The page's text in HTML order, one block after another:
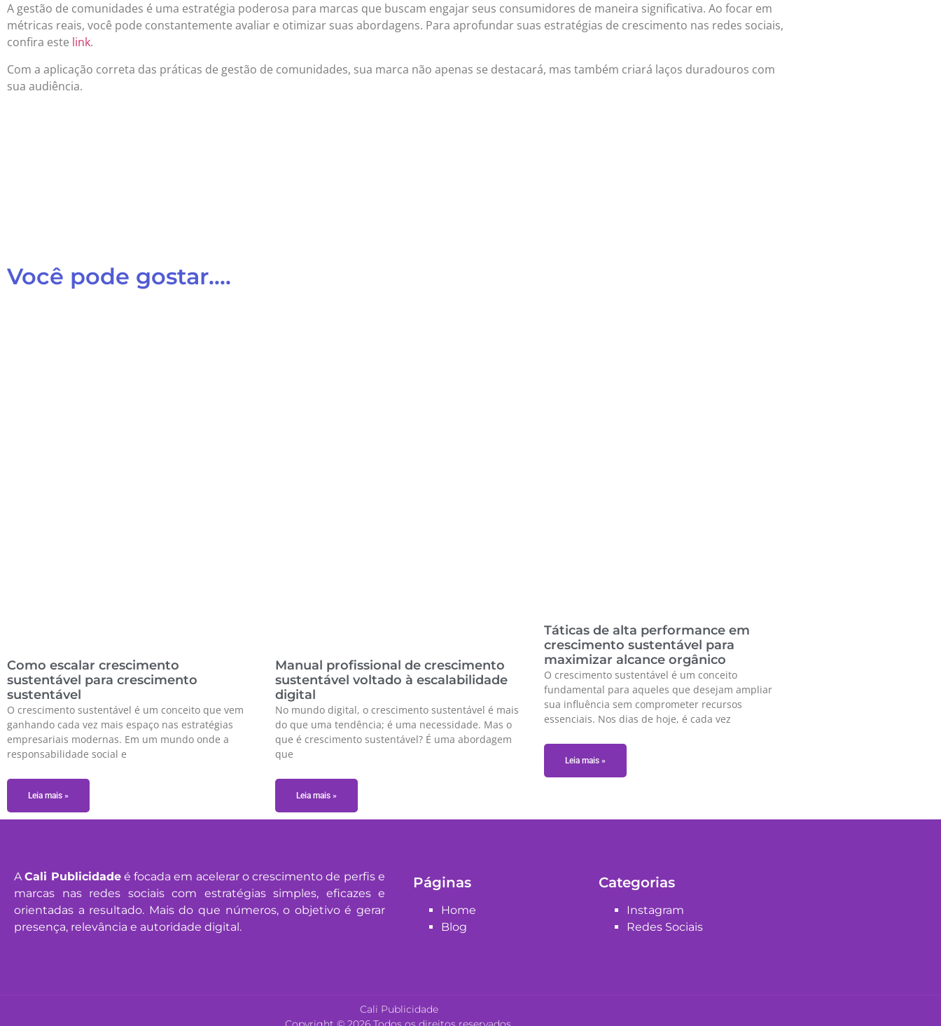
A gestão de comunidades é uma estratégia poderosa para marcas que buscam engajar seus consumidores de maneira significativa. Ao focar em
métricas reais, você pode constantemente avaliar e otimizar suas abordagens. Para aprofundar suas estratégias de crescimento nas redes sociais,
confira este link.
Com a aplicação correta das práticas de gestão de comunidades, sua marca não apenas se destacará, mas também criará laços duradouros com
sua audiência.
Você pode gostar....
Como escalar crescimento
sustentável para crescimento
sustentável
O crescimento sustentável é um conceito que vem
ganhando cada vez mais espaço nas estratégias
empresariais modernas. Em um mundo onde a
responsabilidade social e
Leia mais »
Manual profissional de crescimento
sustentável voltado à escalabilidade
digital
No mundo digital, o crescimento sustentável é mais
do que uma tendência; é uma necessidade. Mas o
que é crescimento sustentável? É uma abordagem
que
Leia mais »
Táticas de alta performance em
crescimento sustentável para
maximizar alcance orgânico
O crescimento sustentável é um conceito
fundamental para aqueles que desejam ampliar
sua influência sem comprometer recursos
essenciais. Nos dias de hoje, é cada vez
Leia mais »
ACali Publicidadeé focada em acelerar o crescimento de perfis e
marcas nas redes sociais com estratégias simples, eficazes e
orientadas a resultado. Mais do que números, o objetivo é gerar
presença, relevância e autoridade digital.
Páginas
Home
Blog
Categorias
Instagram
Redes Sociais
Cali Publicidade